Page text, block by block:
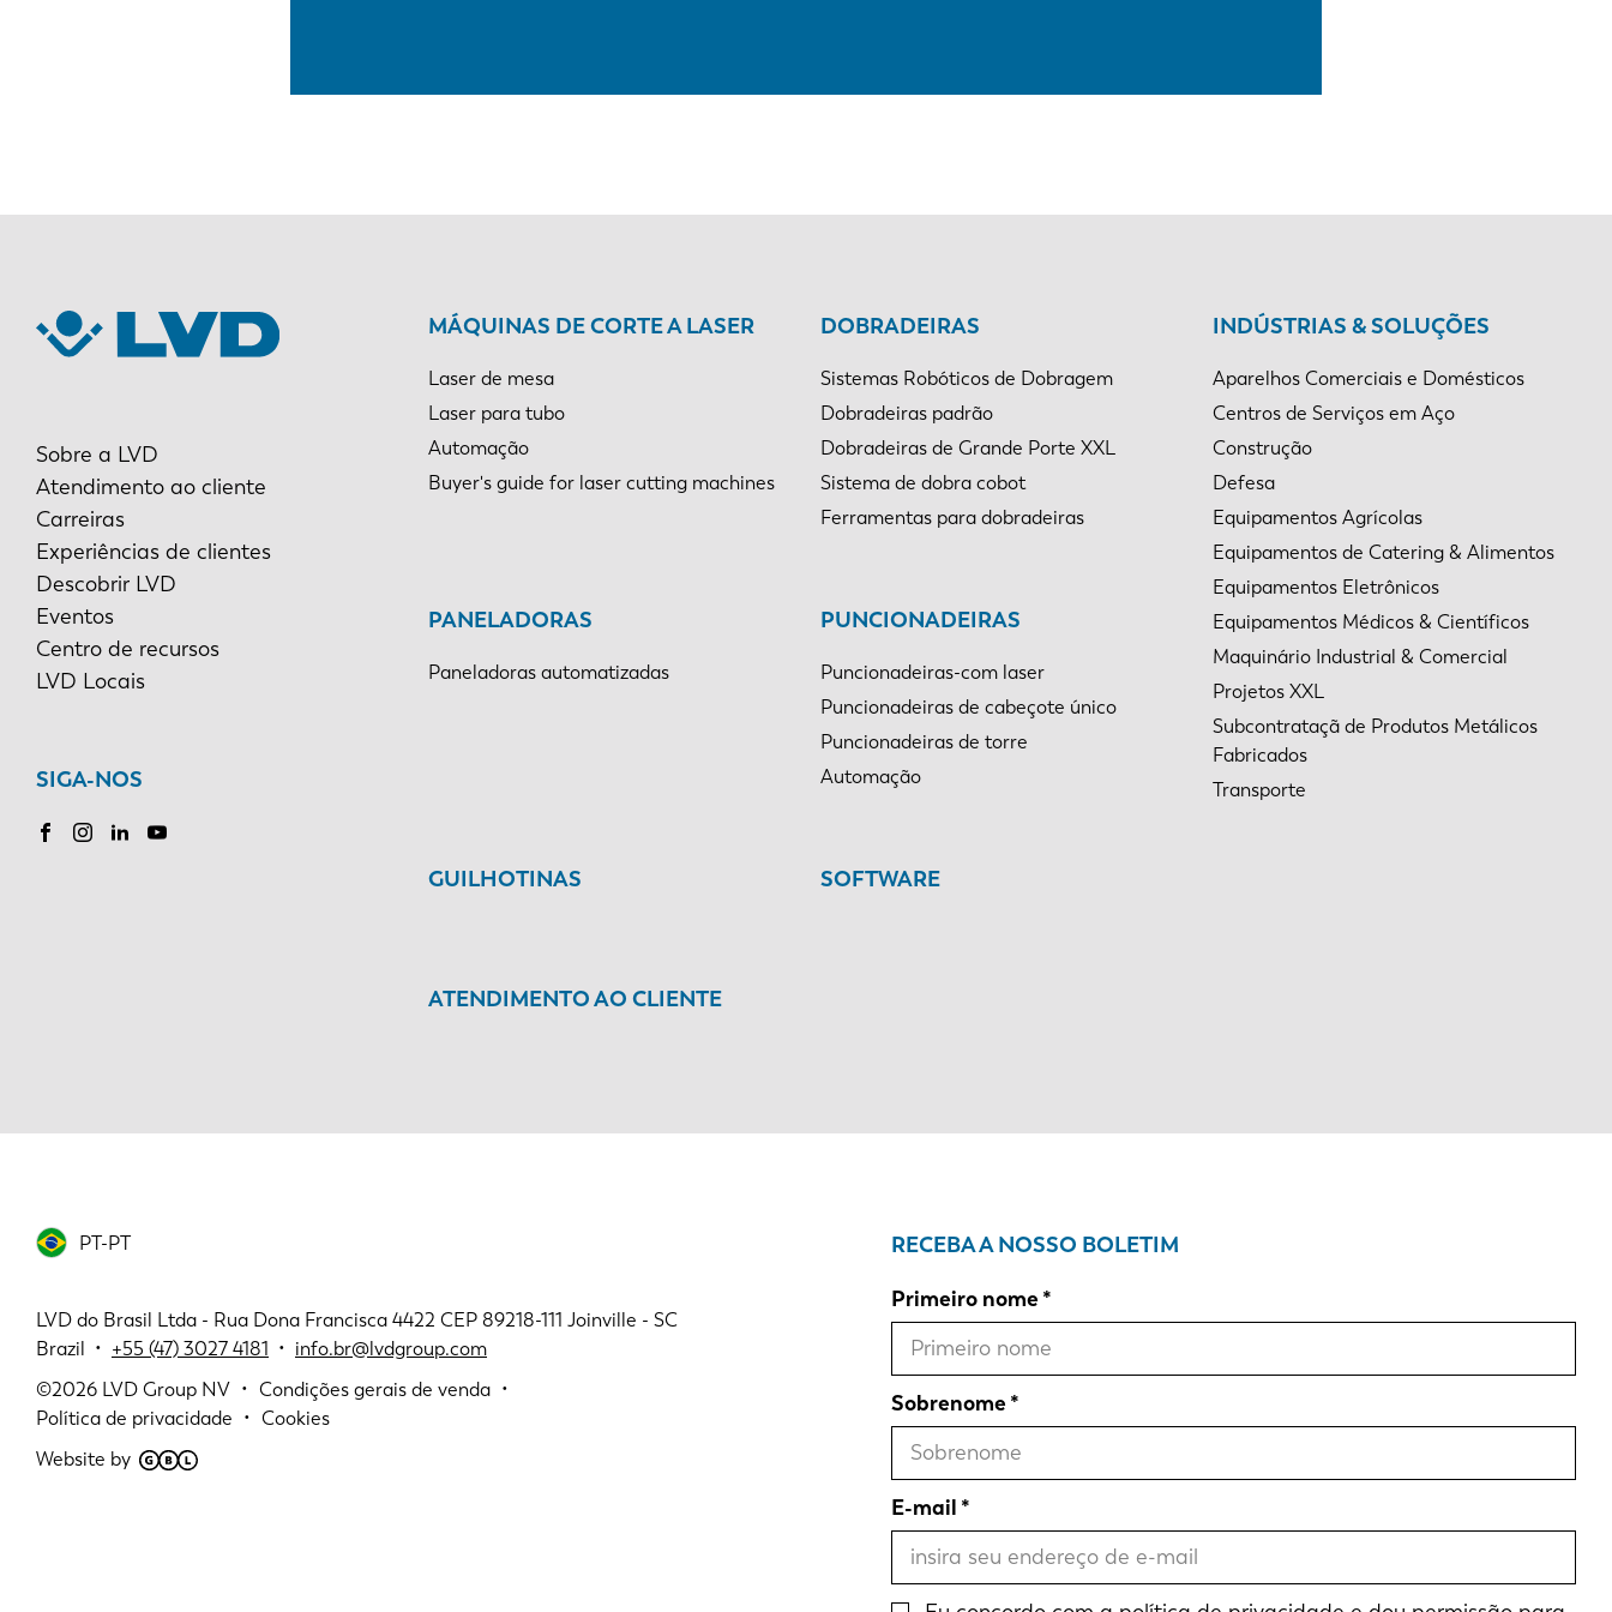
Sobre a LVD
Atendimento ao cliente
Carreiras
Experiências de clientes
Descobrir LVD
Eventos
Centro de recursos
LVD Locais
SIGA-NOS
MÁQUINAS DE CORTE A LASER
Laser de mesa
Laser para tubo
Automação
Buyer's guide for laser cutting machines
DOBRADEIRAS
Sistemas Robóticos de Dobragem
Dobradeiras padrão
Dobradeiras de Grande Porte XXL
Sistema de dobra cobot
Ferramentas para dobradeiras
PANELADORAS
Paneladoras automatizadas
PUNCIONADEIRAS
Puncionadeiras-com laser
Puncionadeiras de cabeçote único
Puncionadeiras de torre
Automação
GUILHOTINAS SOFTWARE
ATENDIMENTO AO CLIENTE
INDÚSTRIAS & SOLUÇÕES
Aparelhos Comerciais e Domésticos
Centros de Serviços em Aço
Construção
Defesa
Equipamentos Agrícolas
Equipamentos de Catering & Alimentos
Equipamentos Eletrônicos
Equipamentos Médicos & Científicos
Maquinário Industrial & Comercial
Projetos XXL
Subcontrataçã de Produtos Metálicos
Fabricados
Transporte
PT-PT
LVD do Brasil Ltda - Rua Dona Francisca 4422 CEP 89218-111 Joinville - SC
Brazil • +55 (47) 3027 4181 • info.br@lvdgroup.com
©2026 LVD Group NV
Condições gerais de venda
Política de privacidade
Cookies
Website by
RECEBA A NOSSO BOLETIM
Primeiro nome
Sobrenome
E-mail